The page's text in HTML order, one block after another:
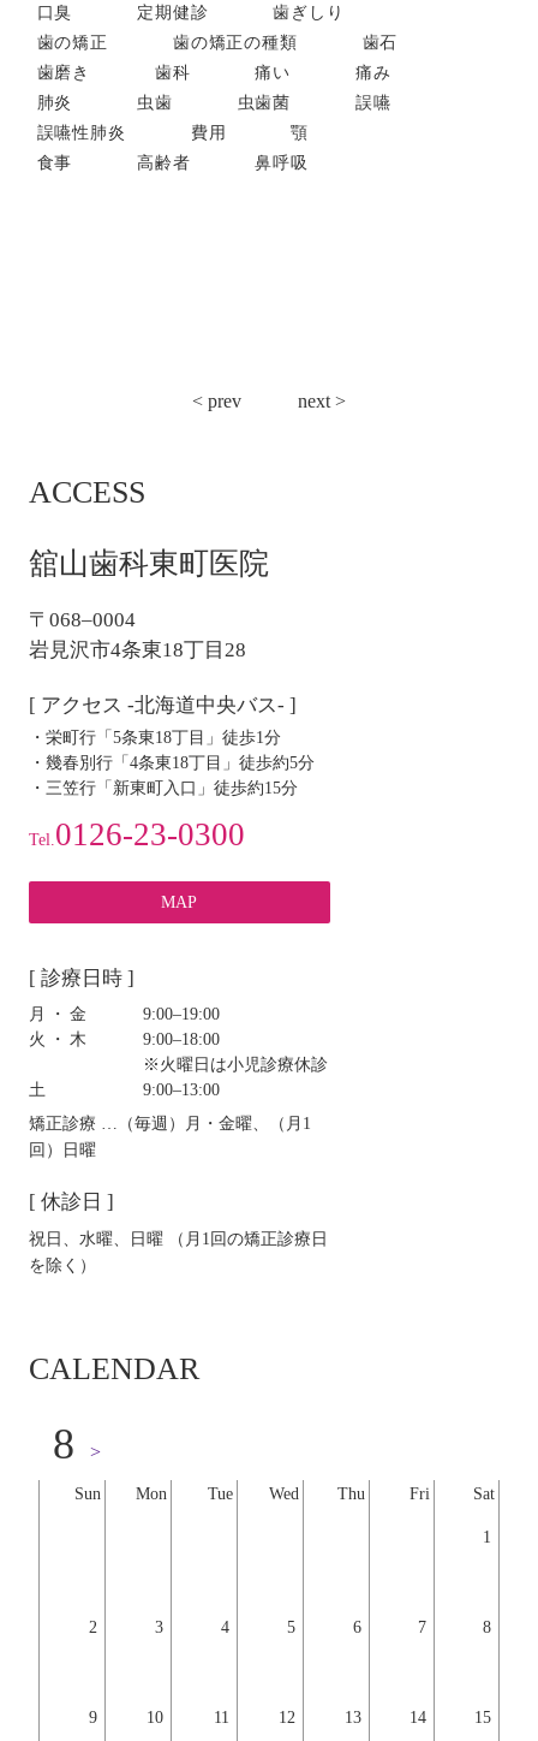
口臭
定期健診
歯ぎしり
歯の矯正
歯の矯正の種類
歯石
歯磨き
歯科 痛い
痛み
肺炎
虫歯 虫歯菌
誤嚥
誤嚥性肺炎
費用
顎
食事
高齢者 鼻呼吸
< prev next >
ACCESS
舘山歯科東町医院
〒068–0004
岩見沢市4条東18丁目28
[ アクセス -北海道中央バス- ]
・栄町行「5条東18丁目」徒歩1分
・幾春別行「4条東18丁目」徒歩約5分
・三笠行「新東町入口」徒歩約15分
Tel. 0126-23-0300
MAP
[ 診療日時 ]
月・金
9:00‒19:00
火・木
9:00‒18:00
※火曜日は小児診療休診
土
9:00‒13:00
矯正診療 …（毎週）月・金曜、（月1
回）日曜
[ 休診日 ]
祝日、水曜、日曜 （月1回の矯正診療日
を除く）
CALENDAR
Sun Mon Tue Wed Thu Fri Sat
1
2 3 4 5 6 7 8
9 10 11 12 13 14 15
8 >